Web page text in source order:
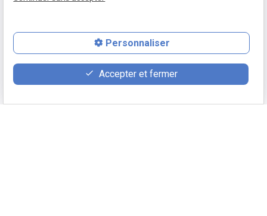
03 85 98 01 24
Personnaliser
Accepter et fermer